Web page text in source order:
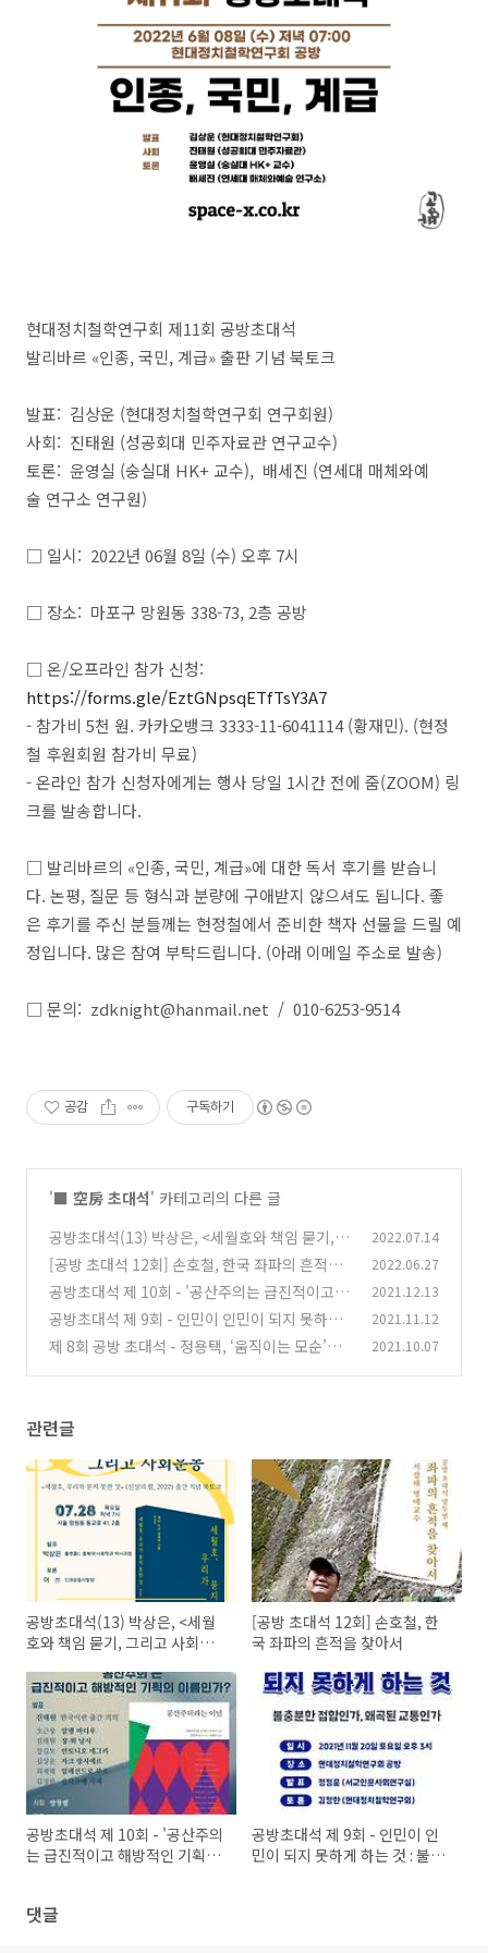
현대정치철학연구회 제11회 공방초대석
발리바르 «인종, 국민, 계급» 출판 기념 북토크
발표: 김상운 (현대정치철학연구회 연구회원)
사회: 진태원 (성공회대 민주자료관 연구교수)
토론: 윤영실 (숭실대 HK+ 교수), 배세진 (연세대 매체와예
술 연구소 연구원)
□ 일시: 2022년 06월 8일 (수) 오후 7시
□ 장소: 마포구 망원동 338-73, 2층 공방
□ 온/오프라인 참가 신청:
https://forms.gle/EztGNpsqETfTsY3A7
- 참가비 5천 원. 카카오뱅크 3333-11-6041114 (황재민). (현정
철 후원회원 참가비 무료)
- 온라인 참가 신청자에게는 행사 당일 1시간 전에 줌(ZOOM) 링
크를 발송합니다.
□ 발리바르의 «인종, 국민, 계급»에 대한 독서 후기를 받습니
다. 논평, 질문 등 형식과 분량에 구애받지 않으셔도 됩니다. 좋
은 후기를 주신 분들께는 현정철에서 준비한 책자 선물을 드릴 예
정입니다. 많은 참여 부탁드립니다. (아래 이메일 주소로 발송)
□ 문의: zdknight@hanmail.net / 010-6253-9514
공감 구독하기
'■ 空房 초대석' 카테고리의 다른 글
공방초대석(13) 박상은, <세월호와 책임 묻기, 그
리고 사회운동> (0)
2022.07.14
[공방 초대석 12회] 손호철, 한국 좌파의 흔적을
찾아서
(0)
2022.06.27
공방초대석 제 10회 - '공산주의는 급진적이고 해
방적인 기획의 이름인가?' (0)
2021.12.13
공방초대석 제 9회 - 인민이 인민이 되지 못하게
하는 것 : 불충분한 접합인가 왜곡된 교통인가
(0)
2021.11.12
제 8회 공방 초대석 - 정용택, ‘움직이는 모순’에
2021.10.07
관련글
공방초대석(13) 박상은, <세월
호와 책임 묻기, 그리고 사회운
[공방 초대석 12회] 손호철, 한
국 좌파의 흔적을 찾아서
공방초대석 제 10회 - '공산주의
는 급진적이고 해방적인 기획의
공방초대석 제 9회 - 인민이 인
민이 되지 못하게 하는 것 : 불충
댓글